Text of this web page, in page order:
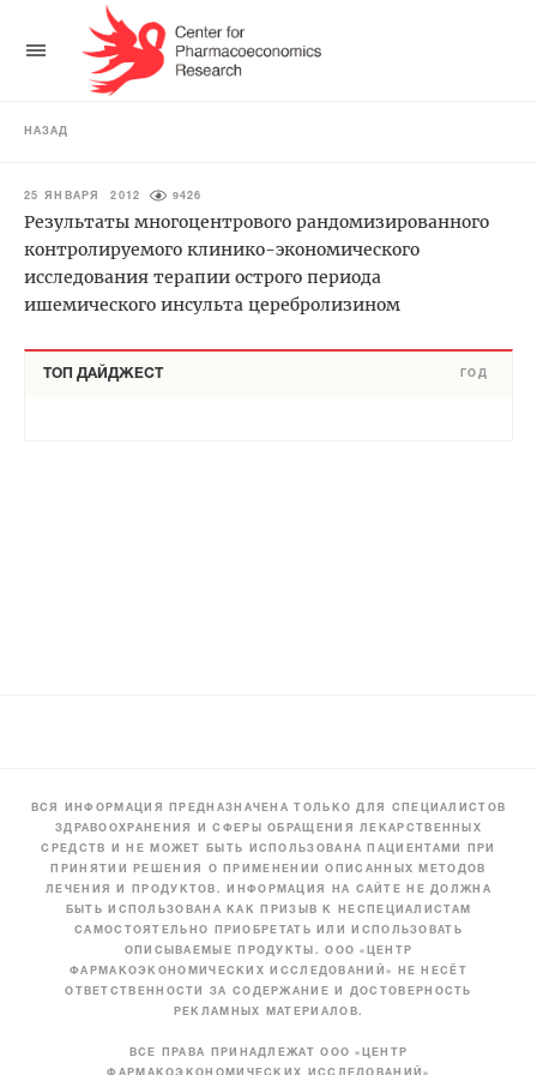
НАЗАД
25 ЯНВАРЯ 2012 9426
Результаты многоцентрового рандомизированного
контролируемого клинико-экономического
исследования терапии острого периода
ишемического инсульта церебролизином
ТОП ДАЙДЖЕСТ ГОД
ВСЯ ИНФОРМАЦИЯ ПРЕДНАЗНАЧЕНА ТОЛЬКО ДЛЯ СПЕЦИАЛИСТОВ
ЗДРАВООХРАНЕНИЯ И СФЕРЫ ОБРАЩЕНИЯ ЛЕКАРСТВЕННЫХ
СРЕДСТВ И НЕ МОЖЕТ БЫТЬ ИСПОЛЬЗОВАНА ПАЦИЕНТАМИ ПРИ
ПРИНЯТИИ РЕШЕНИЯ О ПРИМЕНЕНИИ ОПИСАННЫХ МЕТОДОВ
ЛЕЧЕНИЯ И ПРОДУКТОВ. ИНФОРМАЦИЯ НА САЙТЕ НЕ ДОЛЖНА
БЫТЬ ИСПОЛЬЗОВАНА КАК ПРИЗЫВ К НЕСПЕЦИАЛИСТАМ
САМОСТОЯТЕЛЬНО ПРИОБРЕТАТЬ ИЛИ ИСПОЛЬЗОВАТЬ
ОПИСЫВАЕМЫЕ ПРОДУКТЫ. ООО «ЦЕНТР
ФАРМАКОЭКОНОМИЧЕСКИХ ИССЛЕДОВАНИЙ» НЕ НЕСЁТ
ОТВЕТСТВЕННОСТИ ЗА СОДЕРЖАНИЕ И ДОСТОВЕРНОСТЬ
РЕКЛАМНЫХ МАТЕРИАЛОВ.
ВСЕ ПРАВА ПРИНАДЛЕЖАТ ООО «ЦЕНТР